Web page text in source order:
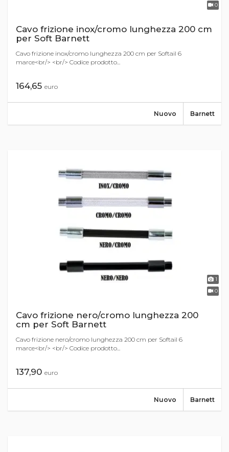
0
Cavo frizione inox/cromo lunghezza 200 cm
per Soft Barnett
Cavo frizione inox/cromo lunghezza 200 cm per Softail 6
marce<br/> <br/> Codice prodotto...
164,65 euro
Barnett
Nuovo
1
0
Cavo frizione nero/cromo lunghezza 200
cm per Soft Barnett
Cavo frizione nero/cromo lunghezza 200 cm per Softail 6
marce<br/> <br/> Codice prodotto...
137,90 euro
Barnett
Nuovo